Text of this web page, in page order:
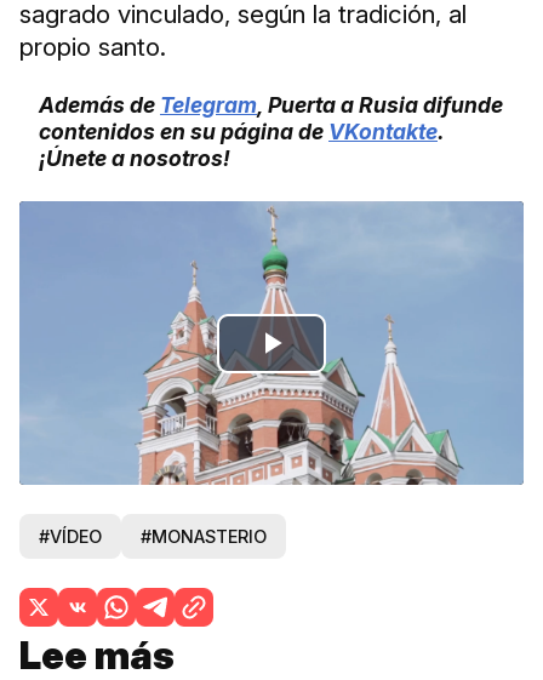
sagrado vinculado, según la tradición, al
propio santo.
Además de Telegram , Puerta a Rusia difunde
contenidos en su página de VKontakte.
¡Únete a nosotros!
Play
Video
#VÍDEO #MONASTERIO
Lee más